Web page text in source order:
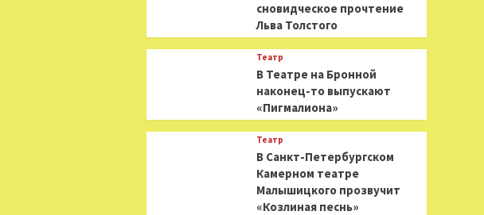
сновидческое прочтение
Льва Толстого
Театр
В Театре на Бронной
наконец-то выпускают
«Пигмалиона»
Театр
В Санкт-Петербургском
Камерном театре
Малышицкого прозвучит
«Козлиная песнь»